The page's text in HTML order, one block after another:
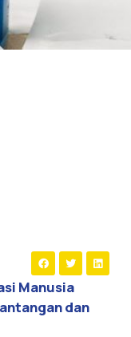
Manusia
dan